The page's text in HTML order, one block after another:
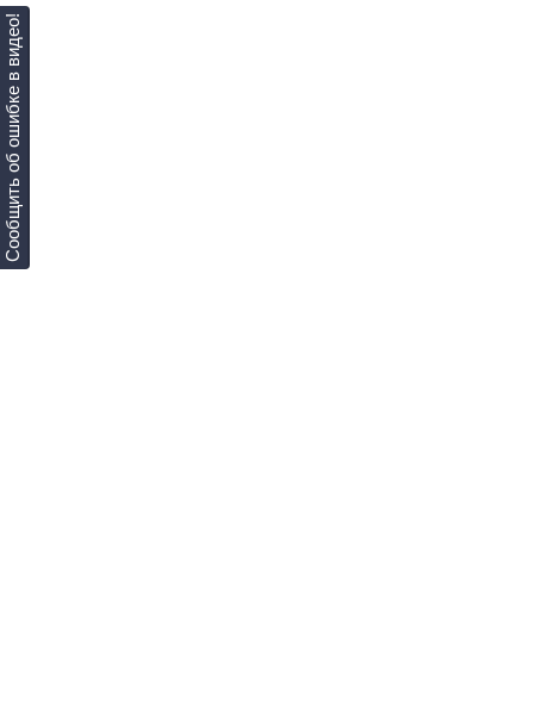
Сообщить об ошибке в видео!